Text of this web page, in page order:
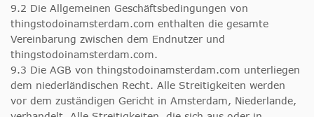
9.2 Die Allgemeinen Geschäftsbedingungen von
thingstodoinamsterdam.com enthalten die gesamte
Vereinbarung zwischen dem Endnutzer und
thingstodoinamsterdam.com.
9.3 Die AGB von thingstodoinamsterdam.com unterliegen
dem niederländischen Recht. Alle Streitigkeiten werden
vor dem zuständigen Gericht in Amsterdam, Niederlande,